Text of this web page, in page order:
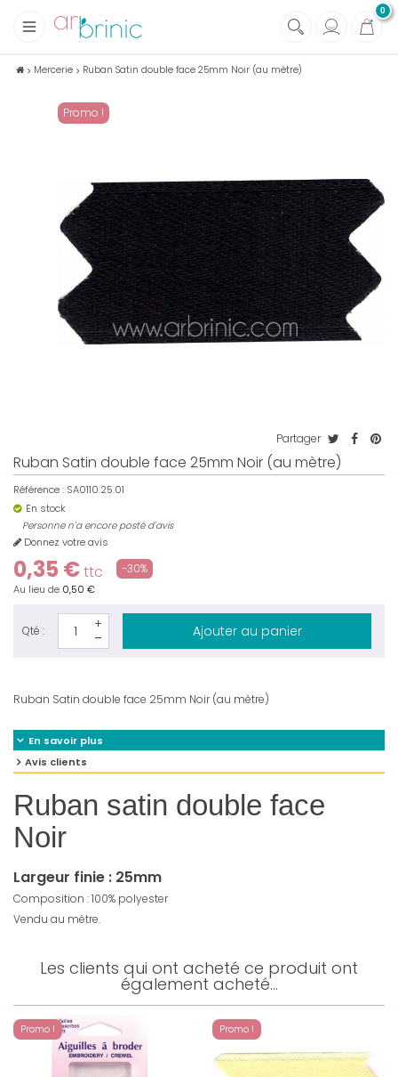
0
Tissus
Soins et Santé au naturel
+
Mercerie Ruban Satin double face 25mm Noir (au mètre)
Promo !
Partager
Ruban Satin double face 25mm Noir (au mètre)
Référence : SA0110.25.01
En stock
Personne n'a encore posté d'avis
Donnez votre avis
0,35 €ttc -30%
Au lieu de 0,50 €
Qté : Ajouter au panier
Ruban Satin double face 25mm Noir (au mètre)
En savoir plus
Avis clients
Ruban satin double face
Noir
Largeur finie : 25mm
Composition : 100% polyester
Vendu au mètre.
Les clients qui ont acheté ce produit ont
également acheté...
Promo ! Promo !